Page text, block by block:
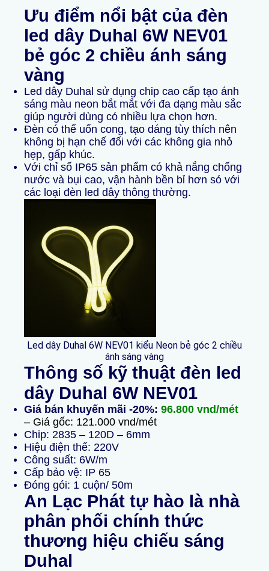
Ưu điểm nổi bật của đèn
led dây Duhal 6W NEV01
bẻ góc 2 chiều ánh sáng
vàng
Led dây Duhal sử dụng chip cao cấp tạo ánh
sáng màu neon bắt mắt với đa dạng màu sắc
giúp người dùng có nhiều lựa chọn hơn.
Đèn có thể uốn cong, tạo dáng tùy thích nên
không bị hạn chế đối với các không gia nhỏ
hẹp, gấp khúc.
Với chỉ số IP65 sản phẩm có khả nắng chống
nước và bụi cao, vận hành bền bỉ hơn só với
các loại đèn led dây thông thường.
Led dây Duhal 6W NEV01 kiểu Neon bẻ góc 2 chiều
ánh sáng vàng
Thông số kỹ thuật đèn led
dây Duhal 6W NEV01
Giá bán khuyến mãi -20%: 96.800 vnd/mét
– Giá gốc: 121.000 vnd/mét
Chip: 2835 – 120D – 6mm
Hiệu điện thế: 220V
Công suất: 6W/m
Cấp bảo vệ: IP 65
Đóng gói: 1 cuộn/ 50m
An Lạc Phát tự hào là nhà
phân phối chính thức
thương hiệu chiếu sáng
Duhal